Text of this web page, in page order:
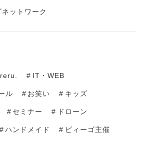
ットワーク
IT・WEB
ル お笑い キッズ
セミナー ドローン
ハンドメイド ビィーゴ主催